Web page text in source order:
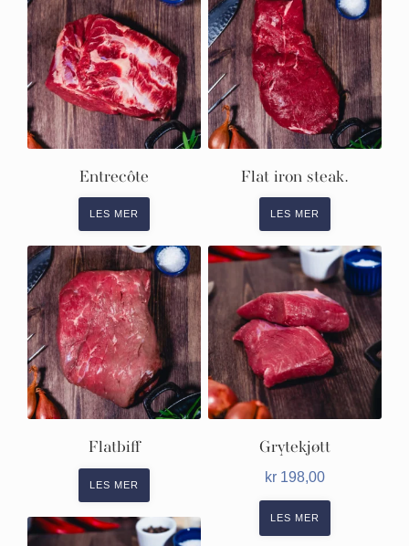
Entrecôte
LES MER
Flat iron steak.
LES MER
Flatbiff
LES MER
Grytekjøtt
kr198,00
LES MER